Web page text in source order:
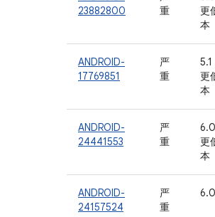
23882800
重
更
本
ANDROID-
17769851
严
重
5.1
更
本
ANDROID-
24441553
严
重
更
本
ANDROID-
24157524
严
重
6.0